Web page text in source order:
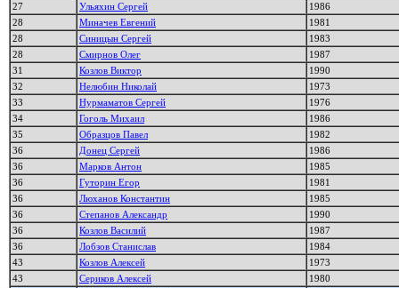
27
Ульяхин Сергей
1986
28
Миначев Евгений
1981
28
Синицын Сергей
1983
28
Смирнов Олег
1987
31
Козлов Виктор
1990
32
Нелюбин Николай
1973
33
Нурмаматов Сергей
1976
34
Гоголь Михаил
1986
35
Образцов Павел
1982
36
Донец Сергей
1986
36
Марков Антон
1985
36
Гуторин Егор
1981
36
Люханов Константин
1985
36
Степанов Александр
1990
36
Козлов Василий
1987
36
Лобзов Станислав
1984
43
Козлов Алексей
1973
43
Сериков Алексей
1980